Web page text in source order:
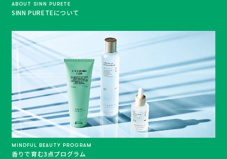
ABOUT SINN PURETE
SINN PURETEについて
MINDFUL BEAUTY PROGRAM
香りで育む3点プログラム